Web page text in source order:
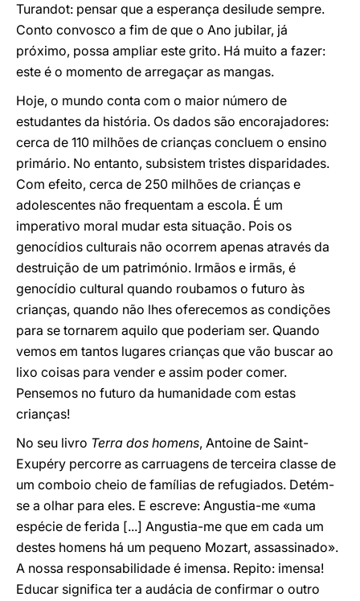
Turandot: pensar que a esperança desilude sempre.
Conto convosco a fim de que o Ano jubilar, já
próximo, possa ampliar este grito. Há muito a fazer:
este é o momento de arregaçar as mangas.
Hoje, o mundo conta com o maior número de
estudantes da história. Os dados são encorajadores:
cerca de 110 milhões de crianças concluem o ensino
primário. No entanto, subsistem tristes disparidades.
Com efeito, cerca de 250 milhões de crianças e
adolescentes não frequentam a escola. É um
imperativo moral mudar esta situação. Pois os
genocídios culturais não ocorrem apenas através da
destruição de um património. Irmãos e irmãs, é
genocídio cultural quando roubamos o futuro às
crianças, quando não lhes oferecemos as condições
para se tornarem aquilo que poderiam ser. Quando
vemos em tantos lugares crianças que vão buscar ao
lixo coisas para vender e assim poder comer.
Pensemos no futuro da humanidade com estas
crianças!
No seu livro Terra dos homens, Antoine de Saint-
Exupéry percorre as carruagens de terceira classe de
um comboio cheio de famílias de refugiados. Detém-
se a olhar para eles. E escreve: Angustia-me «uma
espécie de ferida [...] Angustia-me que em cada um
destes homens há um pequeno Mozart, assassinado».
A nossa responsabilidade é imensa. Repito: imensa!
Educar significa ter a audácia de confirmar o outro